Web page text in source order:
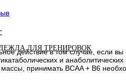
ДЛЯ ТРЕНИРОВОК
действие в том случае, если
и
принимать BCAA + B6